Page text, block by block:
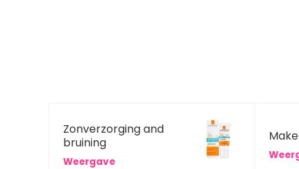
Zonverzorging and
bruining
Weergave